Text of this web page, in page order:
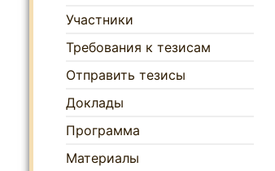
Участники
Требования к тезисам
Отправить тезисы
Доклады
Программа
Материалы